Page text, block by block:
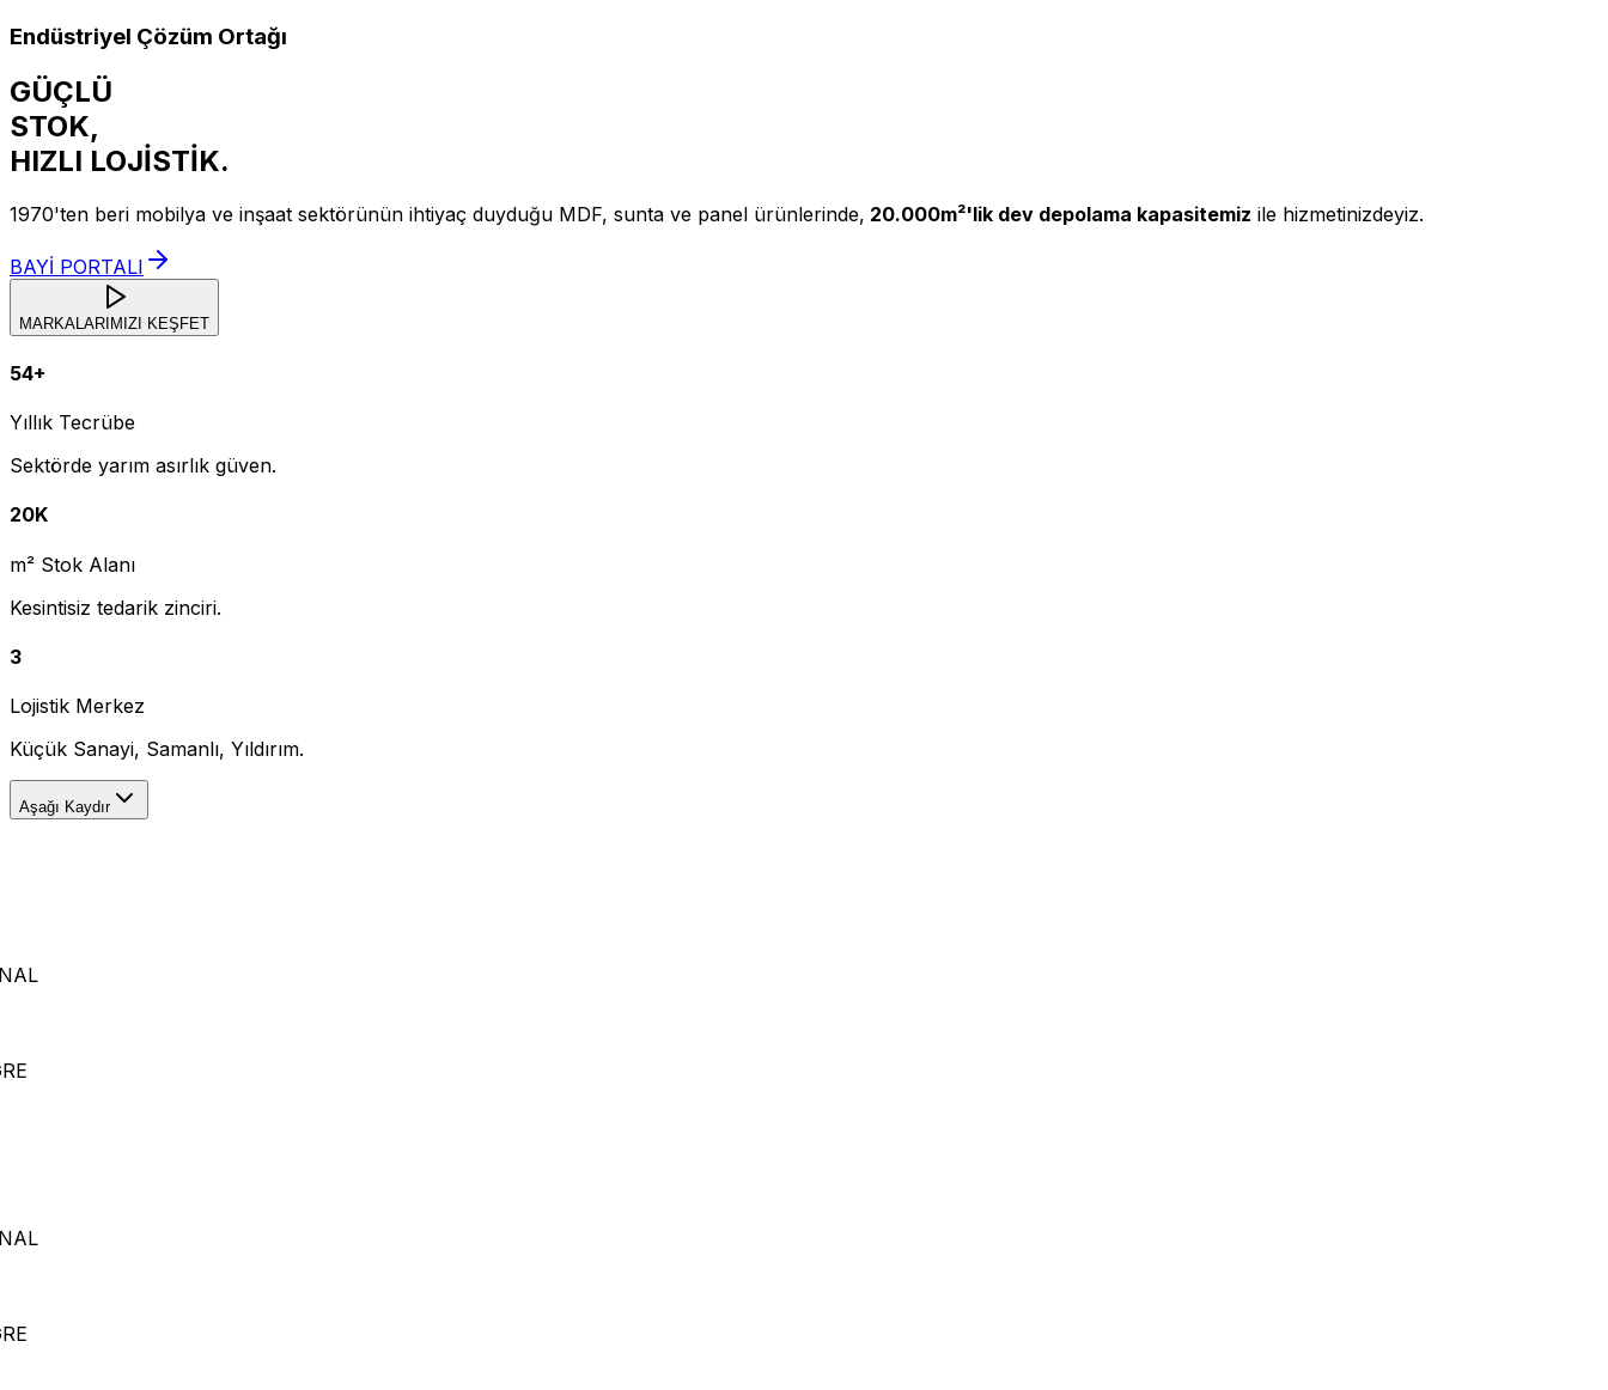
Endüstriyel Çözüm Ortağı
GÜÇLÜ
STOK,
HIZLI LOJİSTİK.
1970'ten beri mobilya ve inşaat sektörünün ihtiyaç duyduğu MDF, sunta ve panel ürünlerinde, 20.000m²'lik dev depolama kapasitemiz ile hizmetinizdeyiz.
BAYİ PORTALI
MARKALARIMIZI KEŞFET
54+
Yıllık Tecrübe
Sektörde yarım asırlık güven.
20K
m² Stok Alanı
Kesintisiz tedarik zinciri.
3
Lojistik Merkez
Küçük Sanayi, Samanlı, Yıldırım.
Aşağı Kaydır